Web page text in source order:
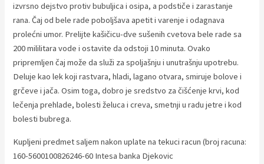
izvrsno dejstvo protiv bubuljica i osipa, a podstiče i zarastanje
rana. Čaj od bele rade poboljšava apetit i varenje i odagnava
prolećni umor. Prelijte kašičicu-dve sušenih cvetova bele rade sa
200 mililitara vode i ostavite da odstoji 10 minuta. Ovako
pripremljen čaj može da služi za spoljašnju i unutrašnju upotrebu.
Deluje kao lek koji rastvara, hladi, lagano otvara, smiruje bolove i
grčeve i jača. Osim toga, dobro je sredstvo za čišćenje krvi, kod
lečenja prehlade, bolesti želuca i creva, smetnji u radu jetre i kod
bolesti bubrega.
Kupljeni predmet saljem nakon uplate na tekuci racun (broj racuna:
160-5600100826246-60 Intesa banka Djekovic